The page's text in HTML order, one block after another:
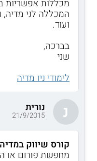
המכללה לני מדיה,
ועוד.
בברכה,
שני
לימודי ניו מדיה
נ נורית
21/9/2015
קורס שיווק
מחפשת פורום או